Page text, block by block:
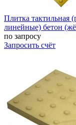
Плитка тактильная
линейные) бетон
по запросу
Запросить счёт